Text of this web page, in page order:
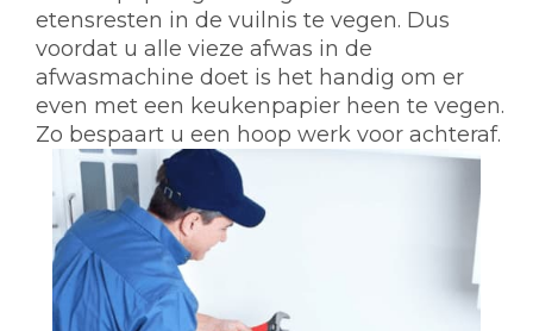
etensresten in de vuilnis te vegen. Dus
voordat u alle vieze afwas in de
afwasmachine doet is het handig om er
even met een keukenpapier heen te vegen.
Zo bespaart u een hoop werk voor achteraf.